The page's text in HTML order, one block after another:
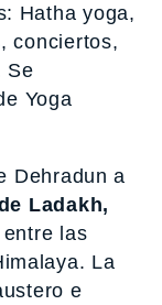
Hatha yoga,
conciertos,
Se
Yoga
Dehradun a
Ladakh,
las
La
e